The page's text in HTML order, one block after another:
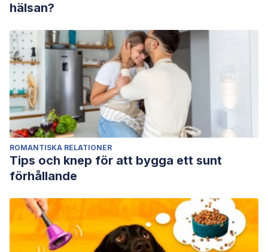
hälsan?
ROMANTISKA RELATIONER
Tips och knep för att bygga ett sunt
förhållande